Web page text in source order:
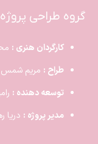
گروه طراحی پروژه
کارگردان هنری :
طراح : مریم شمس
توسعه دهنده :
مدیر پروژه : دریا